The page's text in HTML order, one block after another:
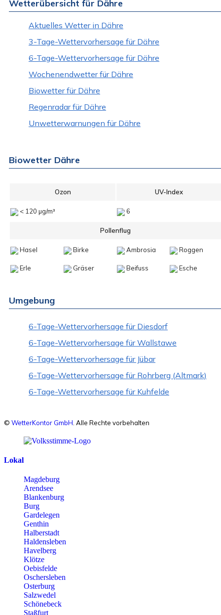
Wetterübersicht für Dähre
Aktuelles Wetter in Dähre
3-Tage-Wettervorhersage für Dähre
6-Tage-Wettervorhersage für Dähre
Wochenendwetter für Dähre
Biowetter für Dähre
Regenradar für Dähre
Unwetterwarnungen für Dähre
Biowetter Dähre
Ozon UV-Index
< 120 µg/m³ 6
Pollenflug
Hasel Birke Ambrosia Roggen
Erle Gräser Beifuss Esche
Umgebung
6-Tage-Wettervorhersage für Diesdorf
6-Tage-Wettervorhersage für Wallstawe
6-Tage-Wettervorhersage für Jübar
6-Tage-Wettervorhersage für Rohrberg (Altmark)
6-Tage-Wettervorhersage für Kuhfelde
© WetterKontor GmbH . Alle Rechte vorbehalten
Lokal
Magdeburg
Arendsee
Blankenburg
Burg
Gardelegen
Genthin
Halberstadt
Haldensleben
Havelberg
Klötze
Oebisfelde
Oschersleben
Osterburg
Salzwedel
Schönebeck
Staßfurt